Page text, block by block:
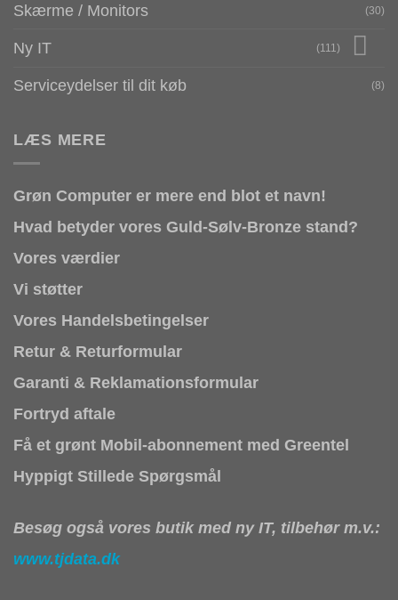
Skærme / Monitors (30)
Ny IT (111)
Serviceydelser til dit køb (8)
LÆS MERE
Grøn Computer er mere end blot et navn!
Hvad betyder vores Guld-Sølv-Bronze stand?
Vores værdier
Vi støtter
Vores Handelsbetingelser
Retur & Returformular
Garanti & Reklamationsformular
Fortryd aftale
Få et grønt Mobil-abonnement med Greentel
Hyppigt Stillede Spørgsmål
Besøg også vores butik med ny IT, tilbehør m.v.:
www.tjdata.dk